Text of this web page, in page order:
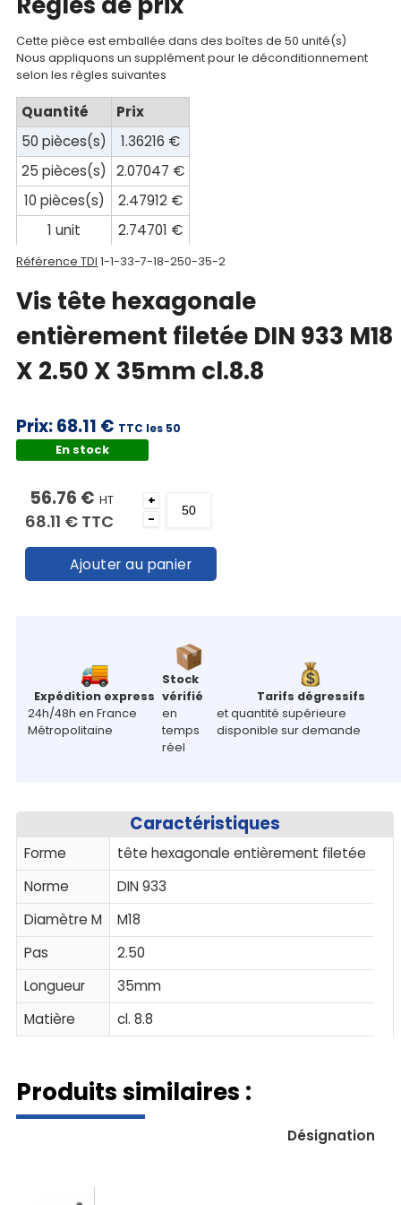
compte
Mon
panier
Contact
Cette pièce est emballée dans des boîtes de 50 unité(s)
Nous appliquons un supplément pour le déconditionnement
selon les règles suivantes
Quantité
Prix
50 pièces(s)
1.36216 €
25 pièces(s)
2.07047 €
10 pièces(s)
2.47912 €
1 unit
2.74701 €
Référence TDI 1-1-33-7-18-250-35-2
Vis tête hexagonale
entièrement filetée DIN 933 M18
X 2.50 X 35mm cl.8.8
Prix:68.11 € TTC les 50
En stock
56.76 € HT
68.11 € TTC
+
-
Ajouter au panier
Expédition express
24h/48h en France
Métropolitaine
Stock
vérifié
en
temps
réel
Tarifs dégressifs
et quantité supérieure
disponible sur demande
Caractéristiques
Forme
tête hexagonale entièrement filetée
Norme
DIN 933
Diamètre M
M18
Pas
2.50
Longueur
35mm
Matière
cl. 8.8
Produits similaires :
Désignation